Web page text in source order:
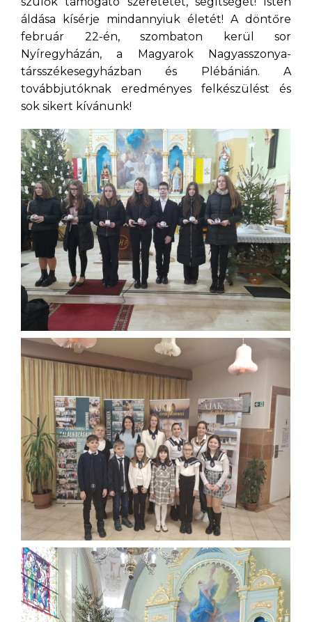
áldása kísérje mindannyiuk életét! A döntőre
február 22-én, szombaton kerül sor
Nyíregyházán, a Magyarok Nagyasszonya-
társszékesegyházban és Plébánián. A
továbbjutóknak eredményes felkészülést és
sok sikert kívánunk!